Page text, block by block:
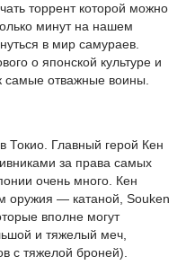
торрент которой можно
минут на нашем
в мир самураев.
о японской культуре и
самые отважные воины.
Токио. Главный герой Кен
за права самых
очень много. Кен
оружия — катаной, Souken
вполне могут
и тяжелый меч,
с тяжелой броней).